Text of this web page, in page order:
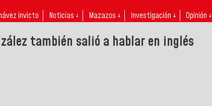
invicto Noticias ↓ Mazazos ↓ Investigación ↓ Opinión ↓
también salió a hablar en inglés